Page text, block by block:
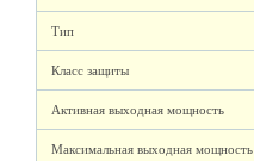
Тип
Класс защиты
Активная выходная мощность
Максимальная выходная мощность